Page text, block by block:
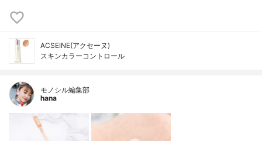
ACSEINE(アクセーヌ)
スキンカラーコントロール
モノシル編集部
hana